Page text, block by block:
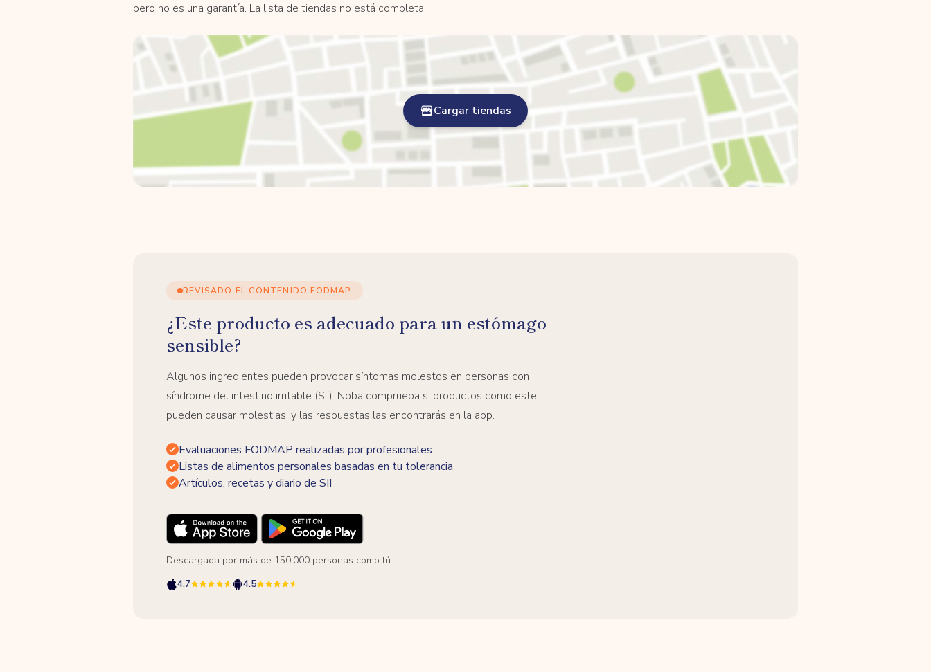
pero no es una garantía. La lista de tiendas no está completa.
Cargar tiendas
REVISADO EL CONTENIDO FODMAP
¿Este producto es adecuado para un estómago
sensible?
Algunos ingredientes pueden provocar síntomas molestos en personas con
síndrome del intestino irritable (SII). Noba comprueba si productos como este
pueden causar molestias, y las respuestas las encontrarás en la app.
Evaluaciones FODMAP realizadas por profesionales
Listas de alimentos personales basadas en tu tolerancia
Artículos, recetas y diario de SII
Descargada por más de 150.000 personas como tú
4.7
4.5